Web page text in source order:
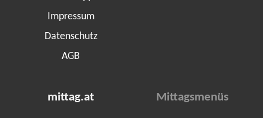
Impressum
Datenschutz
AGB
mittag.at Mittagsmenüs